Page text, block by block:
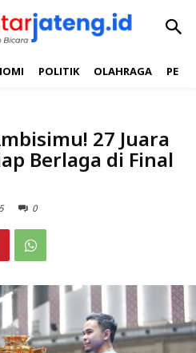
POLITIK OLAHRAGA
27 Juara
Berlaga di Final
0